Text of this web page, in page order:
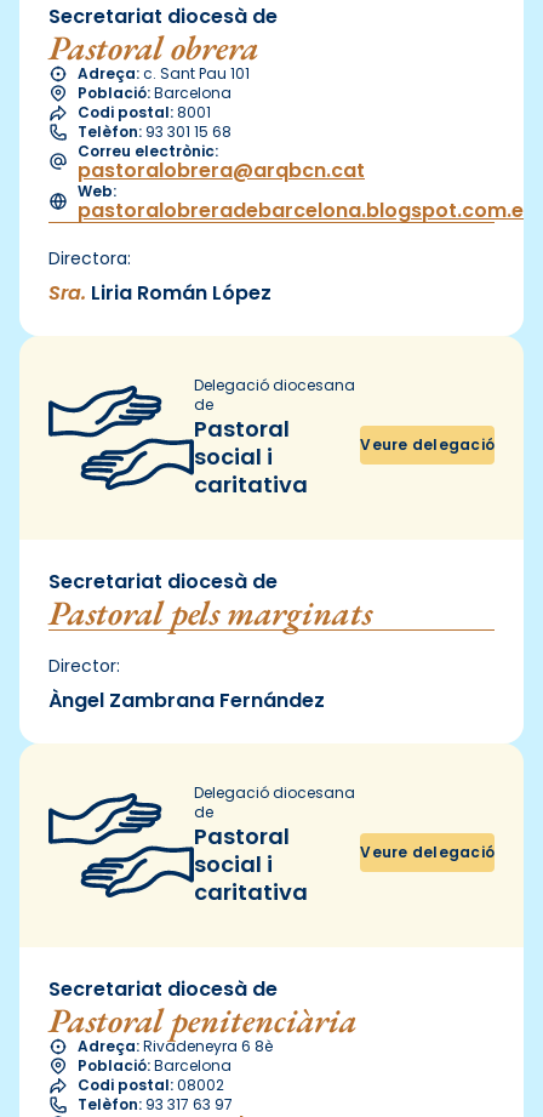
Secretariat diocesà de
Pastoral obrera
Adreça:c. Sant Pau 101
Població:Barcelona
Codi postal:8001
Telèfon: 93 301 15 68
Correu electrònic:
pastoralobrera@arqbcn.cat
Web:
pastoralobreradebarcelona.blogspot.com.es
Directora:
Sra. Liria Román López
Delegació diocesana
de
Pastoral
social i
caritativa
Veure delegació
Secretariat diocesà de
Pastoral pels marginats
Director:
Àngel Zambrana Fernández
Delegació diocesana
de
Pastoral
social i
caritativa
Veure delegació
Secretariat diocesà de
Pastoral penitenciària
Adreça:Rivadeneyra 6 8è
Població:Barcelona
Codi postal:08002
Telèfon: 93 317 63 97